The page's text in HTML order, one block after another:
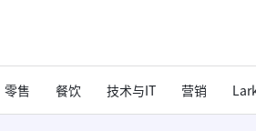
零售 餐饮 技术与IT 营销